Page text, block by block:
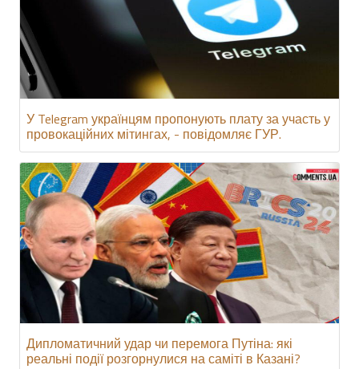
У Telegram українцям пропонують плату за участь у
провокаційних мітингах, - повідомляє ГУР.
Дипломатичний удар чи перемога Путіна: які
реальні події розгорнулися на саміті в Казані?